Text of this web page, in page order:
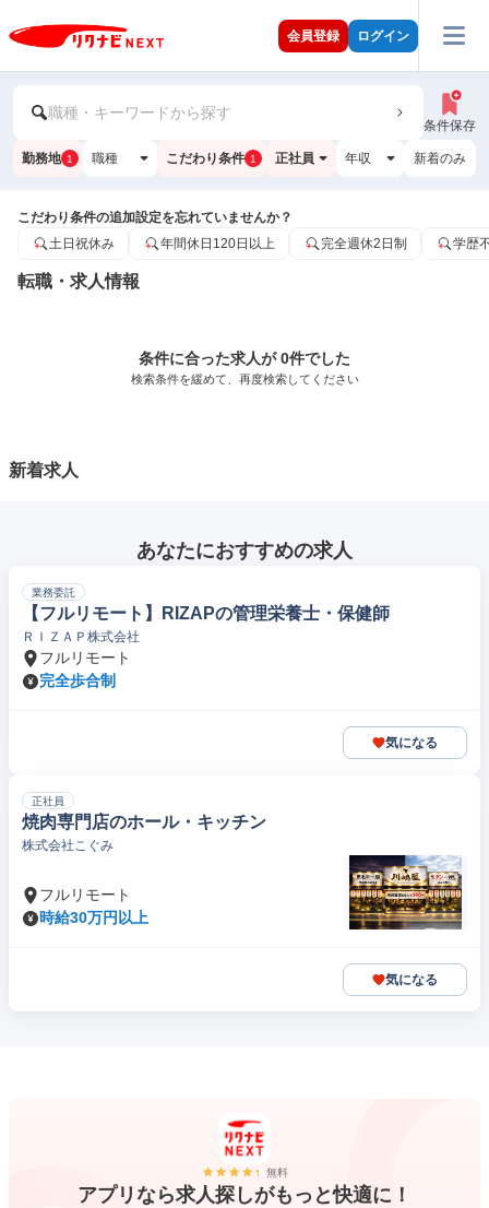
会員登録 ログイン
職種・キーワードから探す
条件保存
勤務地 1 職種 こだわり条件 1 正社員 年収 新着のみ
こだわり条件の追加設定を忘れていませんか？
土日祝休み
年間休日120日以上 完全週休2日制 学歴
転職・求人情報
条件に合った求人が 0件でした
検索条件を緩めて、再度検索してください
新着求人
あなたにおすすめの求人
業務委託
【フルリモート】RIZAPの管理栄養士・保健師
ＲＩＺＡＰ株式会社
フルリモート
完全歩合制
気になる
正社員
焼肉専門店のホール・キッチン
株式会社こぐみ
フルリモート
時給30万円以上
気になる
無料
アプリなら求人探しがもっと快適に！